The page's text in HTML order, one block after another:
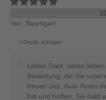
Von: Baumgart
Details anzeigen
Lieber Gast, vielen
Bewertung, die Sie
freuen uns, dass Ihnen
hat und hoffen, Sie bald